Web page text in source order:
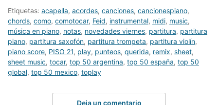
Etiquetas: acapella, acordes, canciones, cancionespiano,
chords, como, comotocar, Feid, instrumental, midi, music,
música en piano, notas, novedades viernes, partitura, partitura
piano, partitura saxofón, partitura trompeta, partitura violín,
piano score, PISO 21, play, punteos, querida, remix, sheet,
sheet music, tocar, top 50 argentina, top 50 españa, top 50
global, top 50 mexico, toplay
Deja un comentario